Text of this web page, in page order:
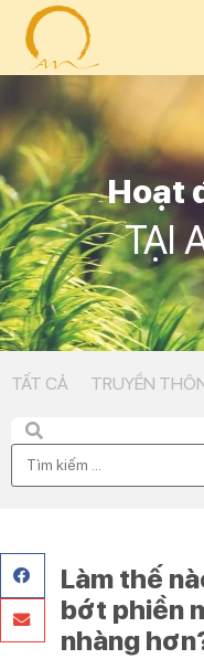
Hoạt
TẠI
TẤT CẢ TRUYỀN
Làm thế
bớt phiền
nhàng